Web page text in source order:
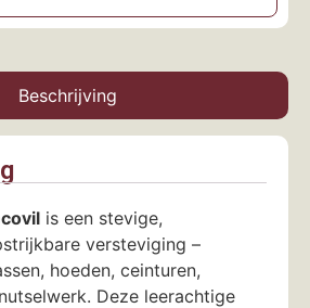
Beschrijving
is een stevige,
versteviging –
hoeden, ceinturen,
Deze leerachtige